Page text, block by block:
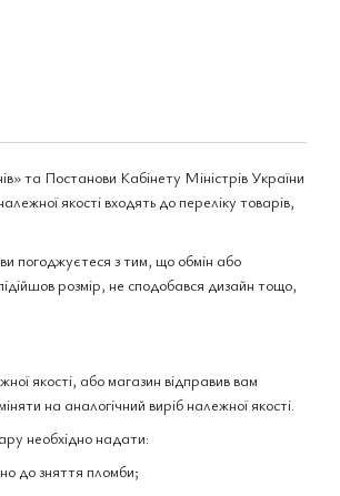
та Постанови Кабінету Міністрів України
якості входять до переліку товарів,
погоджуєтеся з тим, що обмін або
розмір, не сподобався дизайн тощо,
якості, або магазин відправив вам
на аналогічний виріб належної якості.
необхідно надати:
до зняття пломби;